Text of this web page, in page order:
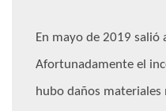
En mayo de 2019 salió
Afortunadamente el
hubo daños materiales